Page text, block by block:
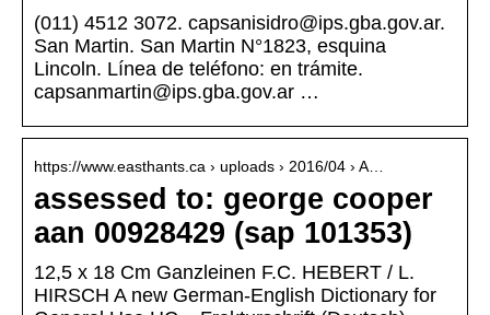
(011) 4512 3072. capsanisidro@ips.gba.gov.ar.
San Martin. San Martin N°1823, esquina
Lincoln. Línea de teléfono: en trámite.
capsanmartin@ips.gba.gov.ar …
https://www.easthants.ca › uploads › 2016/04 › A…
assessed to: george cooper
aan 00928429 (sap 101353)
12,5 x 18 Cm Ganzleinen F.C. HEBERT / L.
HIRSCH A new German-English Dictionary for